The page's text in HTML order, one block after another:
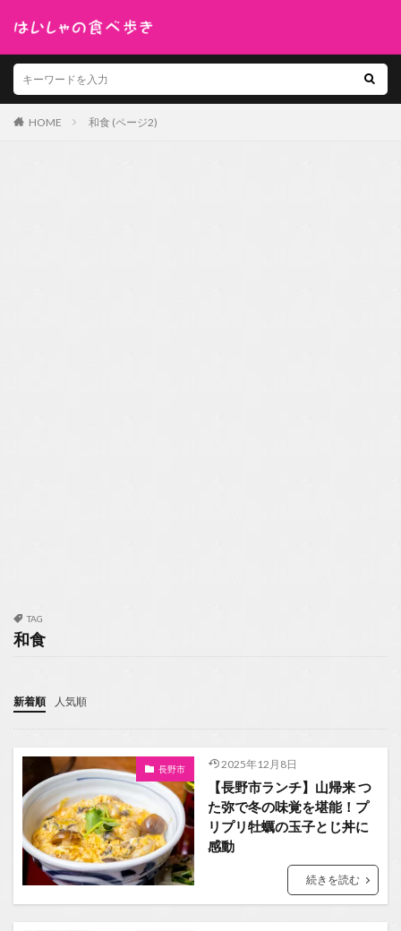
HOME 和食 (ページ2)
TAG
和食
新着順 人気順
長野市 2025年12月8日
【長野市ランチ】山帰来 つ
た弥で冬の味覚を堪能！プ
リプリ牡蠣の玉子とじ丼に
感動
続きを読む